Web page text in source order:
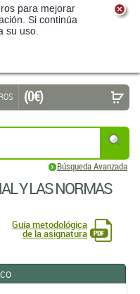
para mejorar
Si continúa
su uso.
Búsqueda Avanzada
(0 €)
Y LAS NORMAS
Guía metodológica
de la asignatura